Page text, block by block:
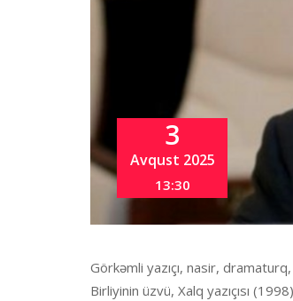
3
Avqust 2025
13:30
Görkəmli yazıçı, nasir,
Birliyinin üzvü, Xalq yazıçısı